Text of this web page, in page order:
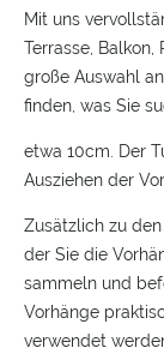
Mit uns
Terrasse,
große Auswahl
finden, was Sie
etwa 10cm. Der
Ausziehen der
Zusätzlich zu
der Sie die
sammeln und
Vorhänge
verwendet